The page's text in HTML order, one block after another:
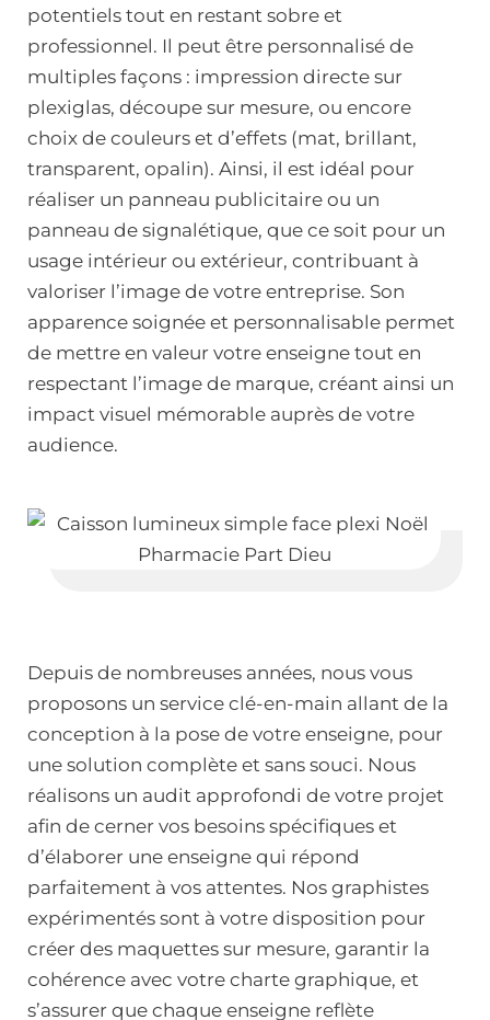
potentiels tout en restant sobre et
professionnel. Il peut être personnalisé de
multiples façons : impression directe sur
plexiglas, découpe sur mesure, ou encore
choix de couleurs et d’effets (mat, brillant,
transparent, opalin). Ainsi, il est idéal pour
réaliser un panneau publicitaire ou un
panneau de signalétique, que ce soit pour un
usage intérieur ou extérieur, contribuant à
valoriser l’image de votre entreprise. Son
apparence soignée et personnalisable permet
de mettre en valeur votre enseigne tout en
respectant l’image de marque, créant ainsi un
impact visuel mémorable auprès de votre
audience.
Depuis de nombreuses années, nous vous
proposons un service clé-en-main allant de la
conception à la pose de votre enseigne, pour
une solution complète et sans souci. Nous
réalisons un audit approfondi de votre projet
afin de cerner vos besoins spécifiques et
d’élaborer une enseigne qui répond
parfaitement à vos attentes. Nos graphistes
expérimentés sont à votre disposition pour
créer des maquettes sur mesure, garantir la
cohérence avec votre charte graphique, et
s’assurer que chaque enseigne reflète